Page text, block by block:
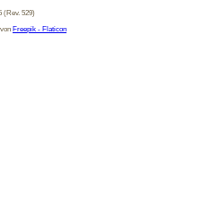
(Rev. 529)
Freepik - Flaticon